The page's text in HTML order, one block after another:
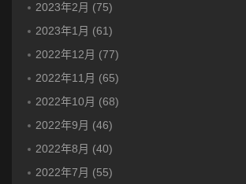
2023年2月 (75)
2023年1月 (61)
2022年12月 (77)
2022年11月 (65)
2022年10月 (68)
2022年9月 (46)
2022年8月 (40)
2022年7月 (55)